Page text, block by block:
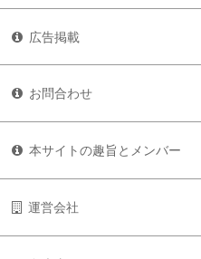
広告掲載
お問合わせ
本サイトの趣旨とメンバー
運営会社